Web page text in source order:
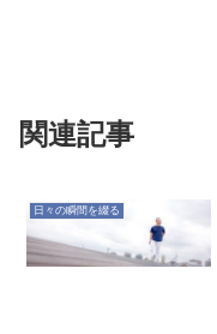
関連記事
日々の瞬間を綴る